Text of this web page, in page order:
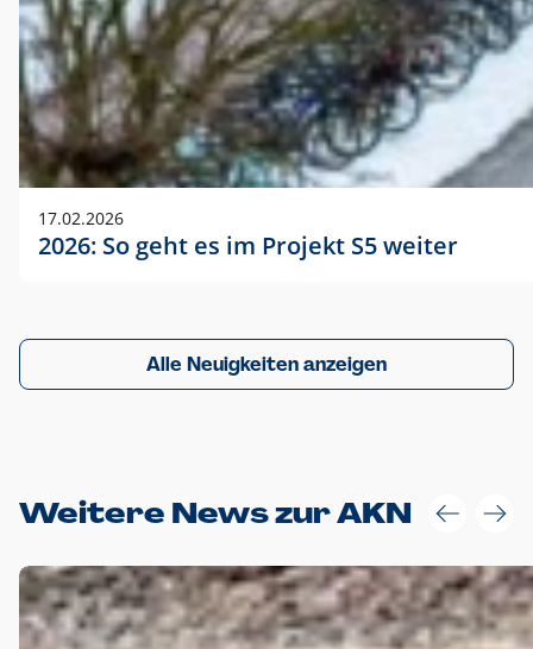
17.02.2026
2026: So geht es im Projekt S5 weiter
Alle Neuigkeiten anzeigen
Weitere News zur AKN